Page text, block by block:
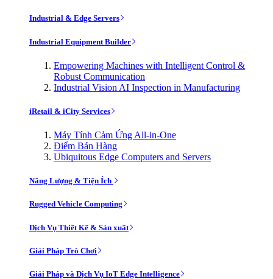
Industrial & Edge Servers
Industrial Equipment Builder
Empowering Machines with Intelligent Control &
Robust Communication
Industrial Vision AI Inspection in Manufacturing
iRetail & iCity Services
Máy Tính Cảm Ứng All-in-One
Điểm Bán Hàng
Ubiquitous Edge Computers and Servers
Năng Lượng & Tiện Ích
Rugged Vehicle Computing
Dịch Vụ Thiết Kế & Sản xuất
Giải Pháp Trò Chơi
Giải Pháp và Dịch Vụ IoT Edge Intelligence